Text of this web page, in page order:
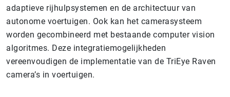
adaptieve rijhulpsystemen en de architectuur van
autonome voertuigen. Ook kan het camerasysteem
worden gecombineerd met bestaande computer vision
algoritmes. Deze integratiemogelijkheden
vereenvoudigen de implementatie van de TriEye Raven
camera’s in voertuigen.